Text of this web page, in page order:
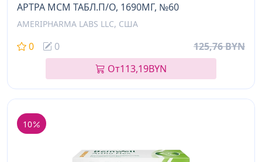
АРТРА МСМ ТАБЛ.П/О, 1690МГ, №60
AMERIPHARMA LABS LLC, США
0 0
125,76 BYN
От113,19BYN
10